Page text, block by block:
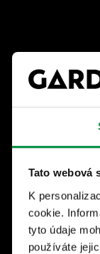
Tato webová
K
cookie.
tyto údaje
používáte